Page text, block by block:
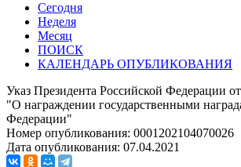
Сегодня
Неделя
Месяц
ПОИСК
КАЛЕНДАРЬ ОПУБЛИКОВАНИЯ
Указ Президента Российской Федерации
"О награждении государственными
Федерации"
Номер опубликования: 0001202104070026
Дата опубликования: 07.04.2021